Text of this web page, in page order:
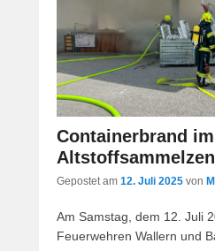
Containerbrand im
Gepostet am 12. Juli 2025 von
Am Samstag, dem 12. Juli
Feuerwehren Wallern und